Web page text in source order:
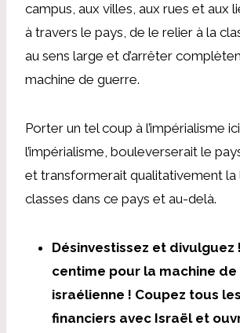
campus, aux villes, aux rues et aux
à travers le pays, de le relier à la
au sens large et d’arrêter
machine de guerre.
Porter un tel coup à l’impérialisme
l’impérialisme, bouleverserait le
et transformerait qualitativement la
classes dans ce pays et au-delà.
Désinvestissez et divulguez
centime pour la machine
israélienne ! Coupez tous
financiers avec Israël et